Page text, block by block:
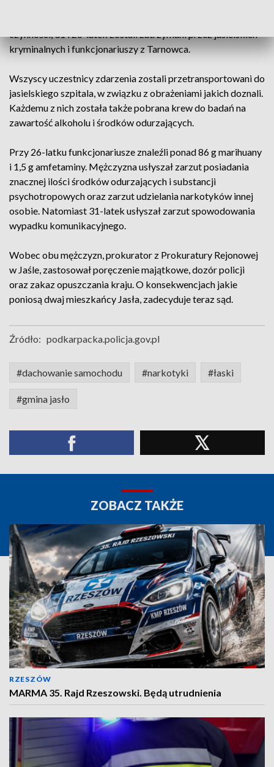
czynności, 31 i 26-latek zostali zatrzymani przez jasielskich
kryminalnych i funkcjonariuszy z Tarnowca.
Wszyscy uczestnicy zdarzenia zostali przetransportowani do
jasielskiego szpitala, w związku z obrażeniami jakich doznali.
Każdemu z nich została także pobrana krew do badań na
zawartość alkoholu i środków odurzających.
Przy 26-latku funkcjonariusze znaleźli ponad 86 g marihuany
i 1,5 g amfetaminy. Mężczyzna usłyszał zarzut posiadania
znacznej ilości środków odurzających i substancji
psychotropowych oraz zarzut udzielania narkotyków innej
osobie. Natomiast 31-latek usłyszał zarzut spowodowania
wypadku komunikacyjnego.
Wobec obu mężczyzn, prokurator z Prokuratury Rejonowej
w Jaśle, zastosował poręczenie majątkowe, dozór policji
oraz zakaz opuszczania kraju. O konsekwencjach jakie
poniosą dwaj mieszkańcy Jasła, zadecyduje teraz sąd.
Źródło: podkarpacka.policja.gov.pl
#dachowanie samochodu #narkotyki #łaski
#gmina jasło
ZOBACZ TAKŻE
RZESZÓW
MARMA 35. Rajd Rzeszowski. Będą utrudnienia